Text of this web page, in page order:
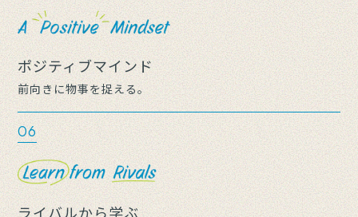
ポジティブマインド
前向きに物事を捉える。
06
ライバルから学ぶ